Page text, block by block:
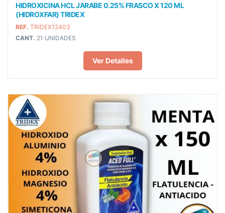
HIDROXICINA HCL JARABE 0.25% FRASCO X 120 ML
(HIDROXFAR) TRIDEX
REF. TRIDEX12403
CANT. 21 UNIDADES
Ver Detalles